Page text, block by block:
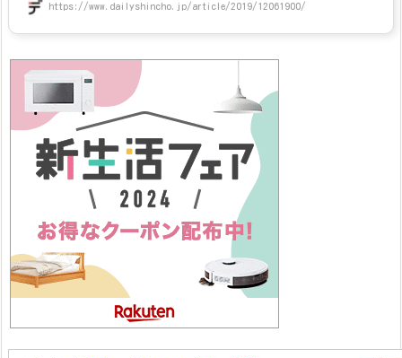
https://www.dailyshincho.jp/article/2019/12061900/